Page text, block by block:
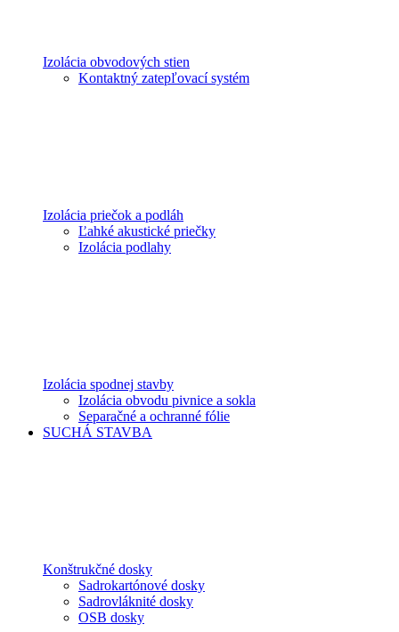
Izolácia obvodových stien
Kontaktný zatepľovací systém
Izolácia priečok a podláh
Ľahké akustické priečky
Izolácia podlahy
Izolácia spodnej stavby
Izolácia obvodu pivnice a sokla
Separačné a ochranné fólie
SUCHÁ STAVBA
Konštrukčné dosky
Sadrokartónové dosky
Sadrovláknité dosky
OSB dosky